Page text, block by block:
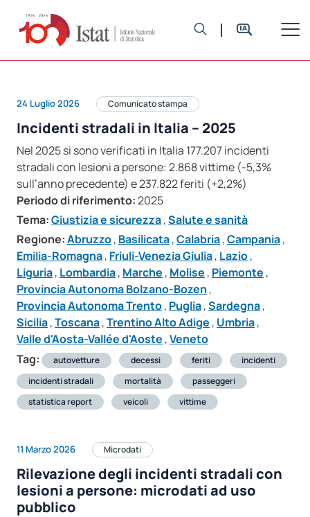
24 Luglio 2026 Comunicato stampa
Incidenti stradali in Italia – 2025
Nel 2025 si sono verificati in Italia 177.207 incidenti
stradali con lesioni a persone: 2.868 vittime (-5,3%
sull’anno precedente) e 237.822 feriti (+2,2%)
Periodo di riferimento:2025
Tema:Giustizia e sicurezza,Salute e sanità
Regione:Abruzzo, Basilicata,Calabria,Campania,
Emilia-Romagna, Friuli-Venezia Giulia, Lazio,
Liguria, Lombardia, Marche , Molise , Piemonte ,
Provincia Autonoma Bolzano-Bozen ,
Provincia Autonoma Trento, Puglia,Sardegna,
Sicilia,Toscana,Trentino Alto Adige , Umbria,
Valle d'Aosta-Vallée d'Aoste ,Veneto
Tag:
autovetture decessi feriti
incidenti
incidenti stradali
mortalità
passeggeri
statistica report
veicoli vittime
11 Marzo 2026 Microdati
Rilevazione degli incidenti stradali con
lesioni a persone: microdati ad uso
pubblico